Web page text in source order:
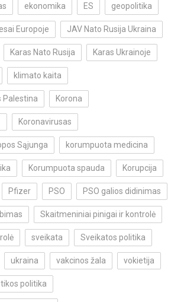
ekonomika ES geopolitika
Europoje JAV Nato Rusija Ukraina
Karas Nato Rusija Karas Ukrainoje
klimato kaita
Palestina Korona
Koronavirusas
Sąjunga korumpuota medicina
Korumpuota spauda Korupcija
Pfizer PSO PSO galios didinimas
Skaitmeniniai pinigai ir kontrolė
sveikata Sveikatos politika
ukraina vakcinos žala vokietija
politika